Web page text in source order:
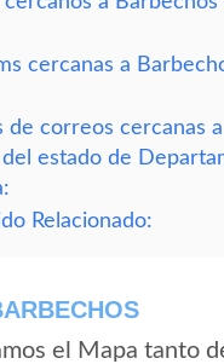
cercanas a
de correos cercanas a
del estado de
Relacionado:
el Mapa tanto